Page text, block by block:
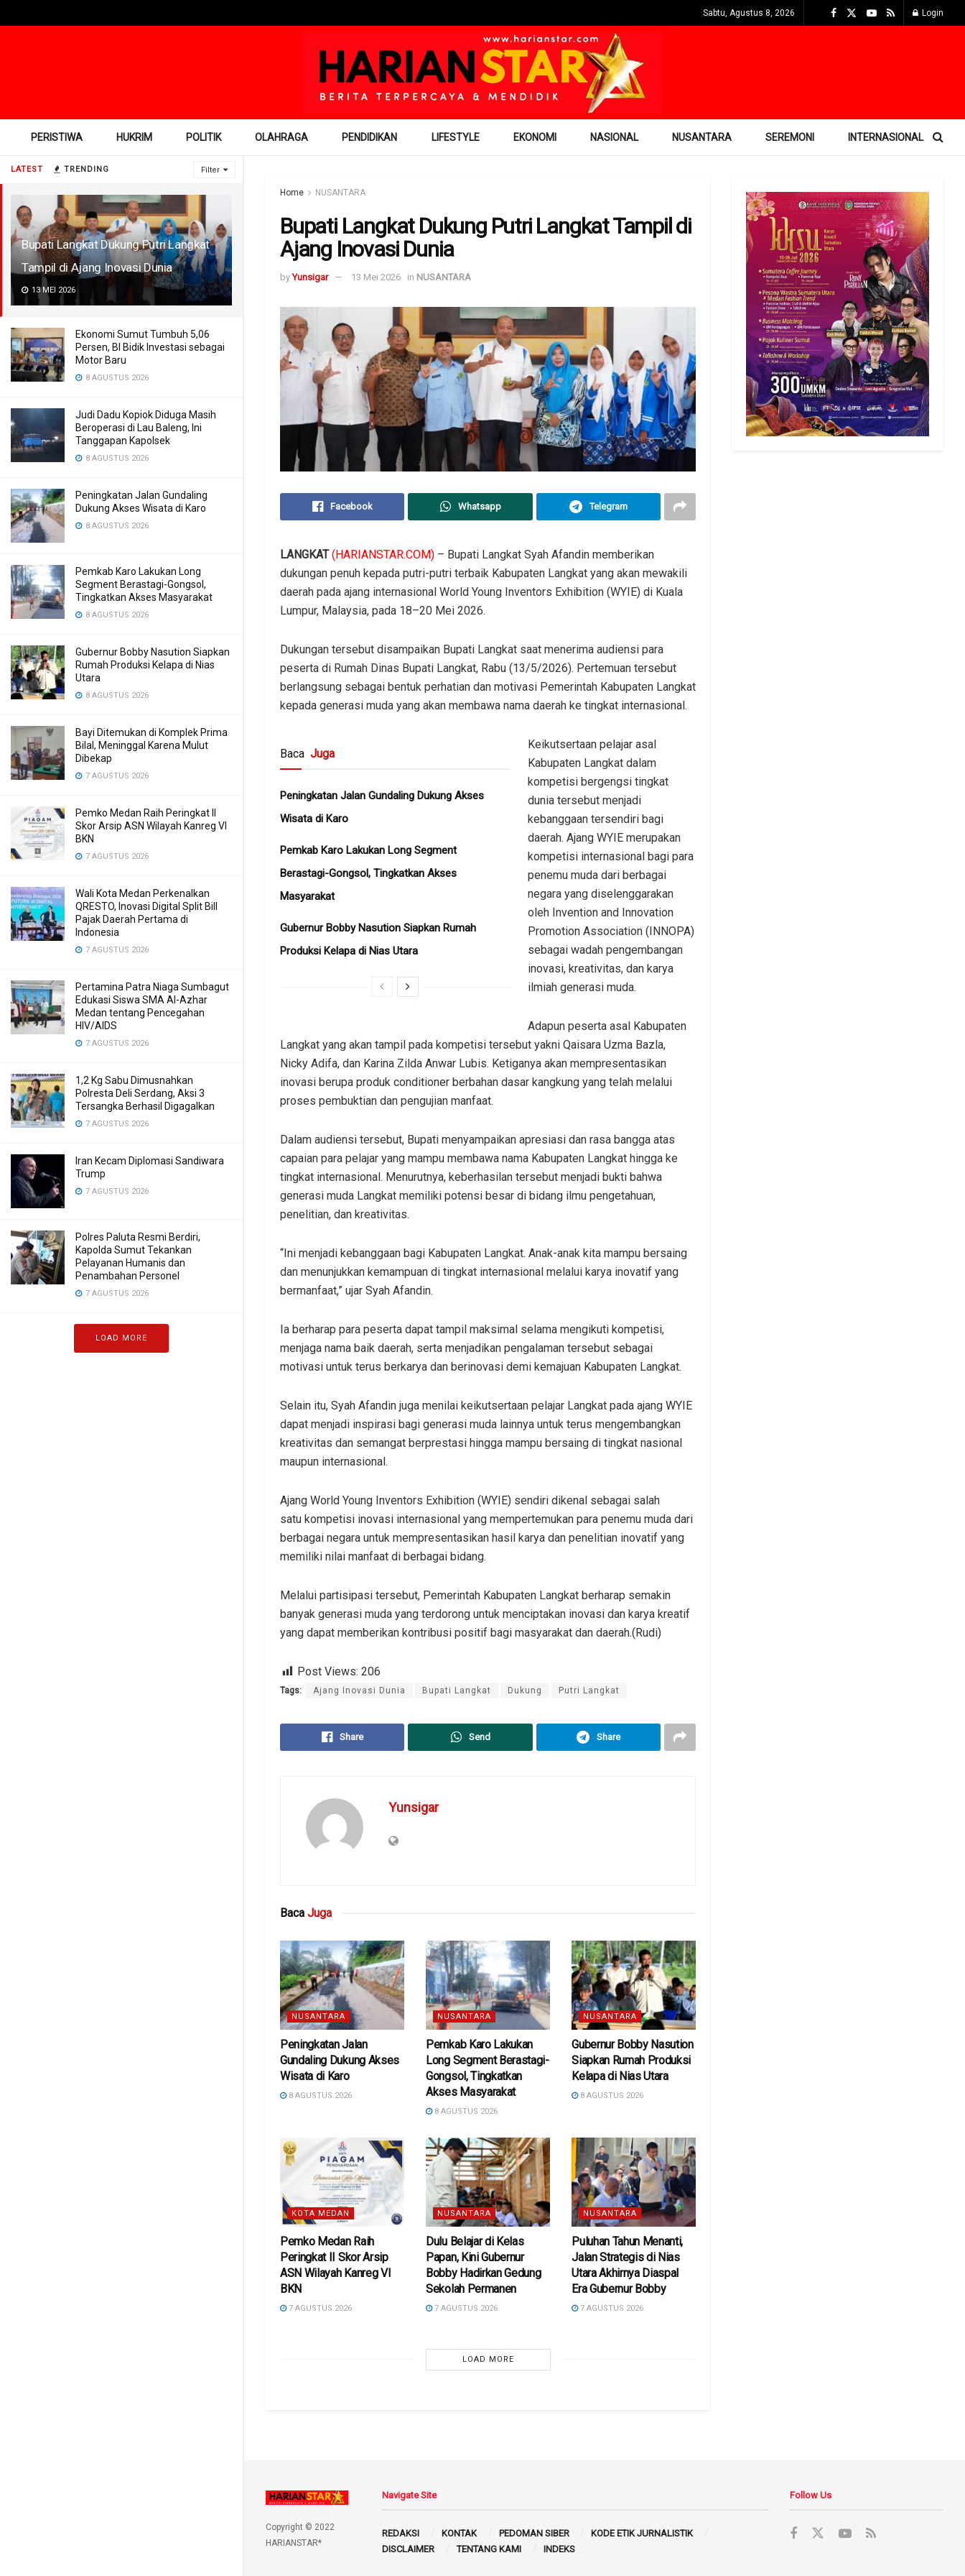
LATEST TRENDING Filter
Bupati Langkat Dukung Putri Langkat
Tampil di Ajang Inovasi Dunia
13 MEI 2026
Ekonomi Sumut Tumbuh 5,06
Persen, BI Bidik Investasi sebagai
Motor Baru
8 AGUSTUS 2026
Judi Dadu Kopiok Diduga Masih
Beroperasi di Lau Baleng, Ini
Tanggapan Kapolsek
8 AGUSTUS 2026
Peningkatan Jalan Gundaling
Dukung Akses Wisata di Karo
8 AGUSTUS 2026
Pemkab Karo Lakukan Long
Segment Berastagi-Gongsol,
Tingkatkan Akses Masyarakat
8 AGUSTUS 2026
Gubernur Bobby Nasution Siapkan
Rumah Produksi Kelapa di Nias
Utara
8 AGUSTUS 2026
Bayi Ditemukan di Komplek Prima
Bilal, Meninggal Karena Mulut
Dibekap
7 AGUSTUS 2026
Pemko Medan Raih Peringkat II
Skor Arsip ASN Wilayah Kanreg VI
BKN
7 AGUSTUS 2026
Wali Kota Medan Perkenalkan
QRESTO, Inovasi Digital Split Bill
Pajak Daerah Pertama di
Indonesia
7 AGUSTUS 2026
Pertamina Patra Niaga Sumbagut
Edukasi Siswa SMA Al-Azhar
Medan tentang Pencegahan
HIV/AIDS
7 AGUSTUS 2026
1,2 Kg Sabu Dimusnahkan
Polresta Deli Serdang, Aksi 3
Tersangka Berhasil Digagalkan
7 AGUSTUS 2026
Iran Kecam Diplomasi Sandiwara
Trump
7 AGUSTUS 2026
Polres Paluta Resmi Berdiri,
Kapolda Sumut Tekankan
Pelayanan Humanis dan
Penambahan Personel
7 AGUSTUS 2026
LOAD MORE
Sabtu, Agustus 8, 2026 Login
PERISTIWA HUKRIM POLITIK OLAHRAGA PENDIDIKAN LIFESTYLE EKONOMI NASIONAL NUSANTARA SEREMONI INTERNASIONAL
Home NUSANTARA
Bupati Langkat Dukung Putri Langkat Tampil di
Ajang Inovasi Dunia
by Yunsigar 13 Mei 2026 in NUSANTARA
Facebook Whatsapp Telegram
LANGKAT(HARIANSTAR.COM) – Bupati Langkat Syah Afandin memberikan
dukungan penuh kepada putri-putri terbaik Kabupaten Langkat yang akan mewakili
daerah pada ajang internasional World Young Inventors Exhibition (WYIE) di Kuala
Lumpur, Malaysia, pada 18–20 Mei 2026.
Dukungan tersebut disampaikan Bupati Langkat saat menerima audiensi para
peserta di Rumah Dinas Bupati Langkat, Rabu (13/5/2026). Pertemuan tersebut
berlangsung sebagai bentuk perhatian dan motivasi Pemerintah Kabupaten Langkat
kepada generasi muda yang akan membawa nama daerah ke tingkat internasional.
Baca Juga
Peningkatan Jalan Gundaling Dukung Akses
Wisata di Karo
Pemkab Karo Lakukan Long Segment
Berastagi-Gongsol, Tingkatkan Akses
Masyarakat
Gubernur Bobby Nasution Siapkan Rumah
Produksi Kelapa di Nias Utara
Keikutsertaan pelajar asal
Kabupaten Langkat dalam
kompetisi bergengsi tingkat
dunia tersebut menjadi
kebanggaan tersendiri bagi
daerah. Ajang WYIE merupakan
kompetisi internasional bagi para
penemu muda dari berbagai
negara yang diselenggarakan
oleh Invention and Innovation
Promotion Association (INNOPA)
sebagai wadah pengembangan
inovasi, kreativitas, dan karya
ilmiah generasi muda.
Adapun peserta asal Kabupaten
Langkat yang akan tampil pada kompetisi tersebut yakni Qaisara Uzma Bazla,
Nicky Adifa, dan Karina Zilda Anwar Lubis. Ketiganya akan mempresentasikan
inovasi berupa produk conditioner berbahan dasar kangkung yang telah melalui
proses pembuktian dan pengujian manfaat.
Dalam audiensi tersebut, Bupati menyampaikan apresiasi dan rasa bangga atas
capaian para pelajar yang mampu membawa nama Kabupaten Langkat hingga ke
tingkat internasional. Menurutnya, keberhasilan tersebut menjadi bukti bahwa
generasi muda Langkat memiliki potensi besar di bidang ilmu pengetahuan,
penelitian, dan kreativitas.
“Ini menjadi kebanggaan bagi Kabupaten Langkat. Anak-anak kita mampu bersaing
dan menunjukkan kemampuan di tingkat internasional melalui karya inovatif yang
bermanfaat,” ujar Syah Afandin.
Ia berharap para peserta dapat tampil maksimal selama mengikuti kompetisi,
menjaga nama baik daerah, serta menjadikan pengalaman tersebut sebagai
motivasi untuk terus berkarya dan berinovasi demi kemajuan Kabupaten Langkat.
Selain itu, Syah Afandin juga menilai keikutsertaan pelajar Langkat pada ajang WYIE
dapat menjadi inspirasi bagi generasi muda lainnya untuk terus mengembangkan
kreativitas dan semangat berprestasi hingga mampu bersaing di tingkat nasional
maupun internasional.
Ajang World Young Inventors Exhibition (WYIE) sendiri dikenal sebagai salah
satu kompetisi inovasi internasional yang mempertemukan para penemu muda dari
berbagai negara untuk mempresentasikan hasil karya dan penelitian inovatif yang
memiliki nilai manfaat di berbagai bidang.
Melalui partisipasi tersebut, Pemerintah Kabupaten Langkat berharap semakin
banyak generasi muda yang terdorong untuk menciptakan inovasi dan karya kreatif
yang dapat memberikan kontribusi positif bagi masyarakat dan daerah.(Rudi)
Post Views: 206
Tags: Ajang Inovasi Dunia Bupati Langkat Dukung Putri Langkat
Share Send Share
Yunsigar
Baca Juga
NUSANTARA
Peningkatan Jalan
Gundaling Dukung Akses
Wisata di Karo
8 AGUSTUS 2026
NUSANTARA
Pemkab Karo Lakukan
Long Segment Berastagi-
Gongsol, Tingkatkan
Akses Masyarakat
8 AGUSTUS 2026
NUSANTARA
Gubernur Bobby Nasution
Siapkan Rumah Produksi
Kelapa di Nias Utara
8 AGUSTUS 2026
KOTA MEDAN
Pemko Medan Raih
Peringkat II Skor Arsip
ASN Wilayah Kanreg VI
BKN
7 AGUSTUS 2026
NUSANTARA
Dulu Belajar di Kelas
Papan, Kini Gubernur
Bobby Hadirkan Gedung
Sekolah Permanen
7 AGUSTUS 2026
NUSANTARA
Puluhan Tahun Menanti,
Jalan Strategis di Nias
Utara Akhirnya Diaspal
Era Gubernur Bobby
7 AGUSTUS 2026
LOAD MORE
Copyright © 2022
HARIANSTAR*
Navigate Site
REDAKSI KONTAK PEDOMAN SIBER
KODE ETIK JURNALISTIK
DISCLAIMER
TENTANG KAMI INDEKS
Follow Us